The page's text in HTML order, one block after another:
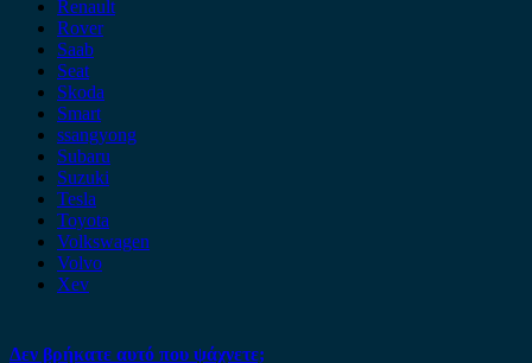
Renault
Rover
Saab
Seat
Skoda
Smart
ssangyong
Subaru
Suzuki
Tesla
Toyota
Volkswagen
Volvo
Xev
Δεν βρήκατε αυτό που ψάχνετε;